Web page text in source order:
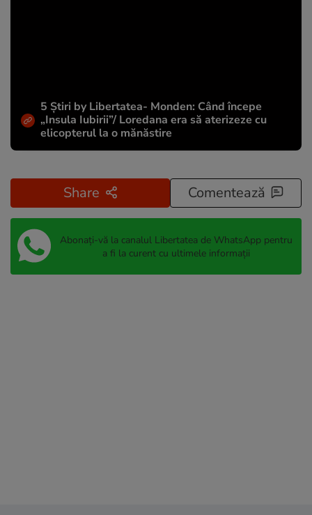
5 Știri by Libertatea- Monden: Când începe
„Insula Iubirii”/ Loredana era să aterizeze cu
elicopterul la o mănăstire
Share Comentează
Abonați-vă la canalul Libertatea de WhatsApp pentru
a fi la curent cu ultimele informații